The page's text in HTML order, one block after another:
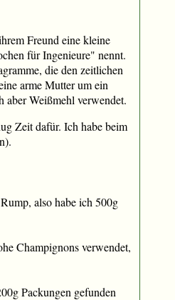
Freund eine kleine
für Ingenieure" nennt.
die den zeitlichen
arme Mutter um ein
aber Weißmehl verwendet.
Zeit dafür. Ich habe beim
also habe ich 500g
Champignons verwendet,
Packungen gefunden